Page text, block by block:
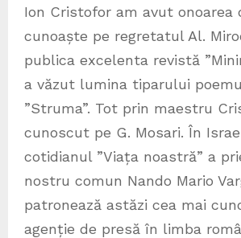
Ion Cristofor am avut onoarea
cunoaște pe regretatul Al.
publica excelenta revistă
a văzut lumina tiparului
”Struma”. Tot prin maestru
cunoscut pe G. Mosari. În
cotidianul ”Viața noastră” a
nostru comun Nando Mario
patronează astăzi cea mai
agenție de presă în limba